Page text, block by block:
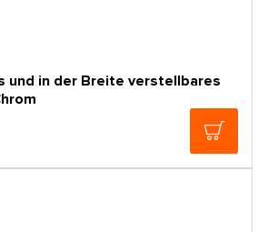
und in der Breite verstellbares